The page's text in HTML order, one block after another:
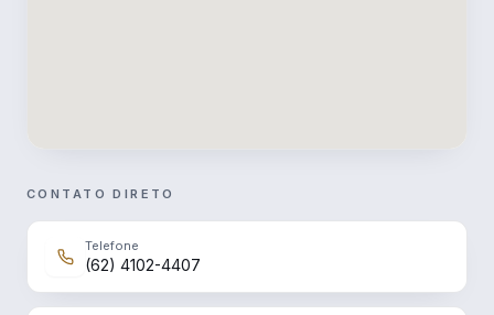
CONTATO DIRETO
Telefone
(62) 4102-4407